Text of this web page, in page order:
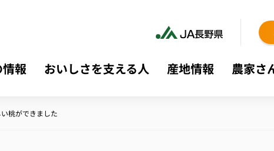
報 おいしさを支える人 産地情報 農家さ
桃ができました